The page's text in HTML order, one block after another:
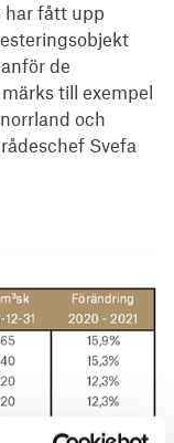
har fått upp
de
till exempel
och
Svefa